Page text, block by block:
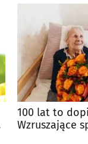
100 lat to
Wzruszające